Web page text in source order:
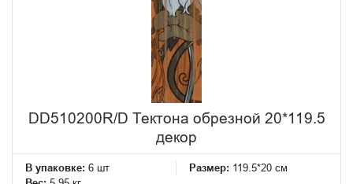
DD510200R/D Тектона обрезной 20*119.5
декор
В упаковке: 6 шт Размер: 119.5*20 см